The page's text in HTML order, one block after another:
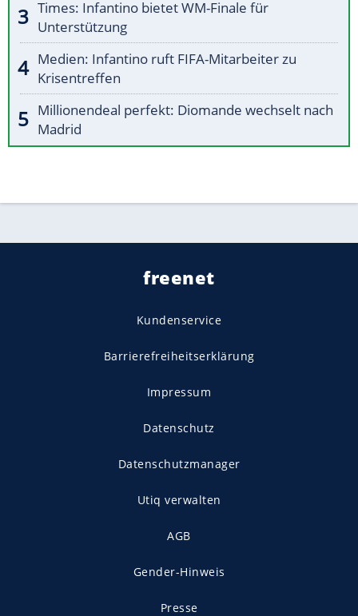
Times: Infantino bietet WM-Finale für
Unterstützung
Medien: Infantino ruft FIFA-Mitarbeiter zu
Krisentreffen
Millionendeal perfekt: Diomande wechselt nach
Madrid
freenet
Kundenservice
Barrierefreiheitserklärung
Impressum
Datenschutz
Datenschutzmanager
Utiq verwalten
AGB
Gender-Hinweis
Presse